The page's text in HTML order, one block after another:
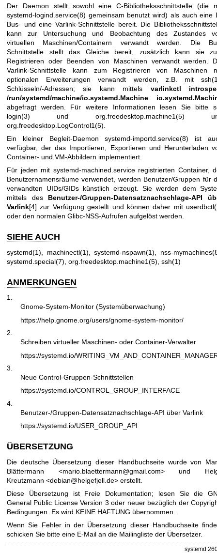
Der Daemon stellt sowohl eine C-Bibliotheksschnittstelle (die
systemd-logind.service(8) gemeinsam benutzt wird) als auch eine
Bus- und eine Varlink-Schnittstelle bereit. Die
kann zur Untersuchung und Beobachtung des Zustandes
virtuellen Maschinen/Containern verwandt werden. Die
Schnittstelle stellt das Gleiche bereit, zusätzlich kann sie
Registrieren oder Beenden von Maschinen verwandt werden.
Varlink-Schnittstelle kann zum Registrieren von Maschinen
optionalen Erweiterungen verwandt werden, z.B. mit
Schlüsseln/-Adressen; sie kann mittels varlinkctl
/run/systemd/machine/io.systemd.Machine
abgefragt werden. Für weitere Informationen lesen Sie bitte
login(3) und org.freedesktop.machine1(5)
org.freedesktop.LogControl1(5)
Ein kleiner Begleit-Daemonsystemd-importd.service(8) ist
verfügbar, der das Importieren, Exportieren und Herunterladen
Container- und VM-Abbildern implementiert.
Für jeden mit systemd-machined.service registrierten Container,
Benutzernamensräume verwendet, werden Benutzer/Gruppen für
verwandten UIDs/GIDs künstlich erzeugt. Sie werden dem
mittels des Benutzer-/Gruppen-Datensatznachschlage-API
Varlink[4] zur Verfügung gestellt und können daher mit
oder den normalen Glibc-NSS-Aufrufen aufgelöst werden.
SIEHE AUCH
systemd(1) machinectl(1) ,systemd-nspawn(1)
nss-
systemd.special(7) org.freedesktop.machine1(5) ssh(1)
ANMERKUNGEN
1.
Gnome-System-Monitor (Systemüberwachung)
https://help.gnome.org/users/gnome-system-monitor/
2.
Schreiben virtueller Maschinen- oder Container-Verwalter
https://systemd.io/
3.
Neue Control-Gruppen-Schnittstellen
https://systemd.io/CONTROL_GROUP_INTERFACE
4.
Benutzer-/Gruppen-Datensatznachschlage-API über Varlink
https://systemd.io/USER_GROUP_API
ÜBERSETZUNG
Die deutsche Übersetzung dieser Handbuchseite wurde von
Blättermann <mario.blaettermann@gmail.com> und
Kreutzmann <debian@helgefjell.de> erstellt.
Diese Übersetzung ist Freie Dokumentation; lesen Sie die
General Public License Version 3 oder neuer bezüglich der
Bedingungen. Es wird KEINE HAFTUNG übernommen.
Wenn Sie Fehler in der Übersetzung dieser Handbuchseite
schicken Sie bitte eine E-Mail an die Mailingliste der Übersetzer.
systemd